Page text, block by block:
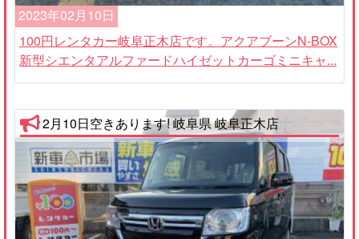
2023年02月10日
100円レンタカー岐阜正木店です。アクアブーンN-BOX
新型シエンタアルファードハイゼットカーゴミニキャ...
2月10日空きあります! 岐阜県 岐阜正木店